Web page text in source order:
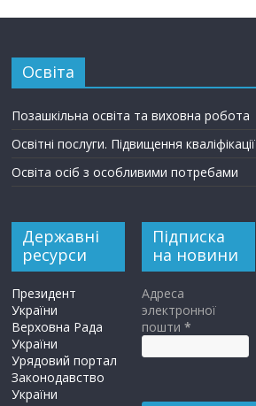
Освіта
Позашкільна освіта та виховна робота
Освітні послуги. Підвищення кваліфікації
Освіта осіб з особливими потребами
Державні
ресурси
Президент
України
Верховна Рада
України
Урядовий портал
Законодавство
України
Підписка
на новини
Адреса
электронної
пошти*